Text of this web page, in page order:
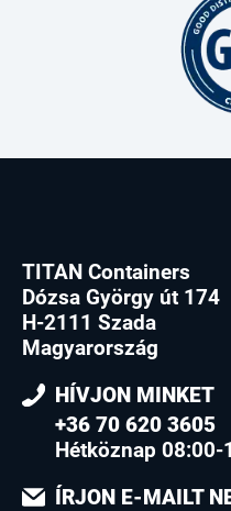
TITAN Containers
Dózsa György út 174
H-2111 Szada
Magyarország
HÍVJON MINKET
+36 70 620 3605
Hétköznap 08:00-
ÍRJON E-MAILT